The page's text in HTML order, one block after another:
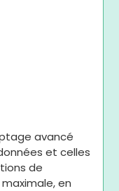
avancé
et celles
de
en